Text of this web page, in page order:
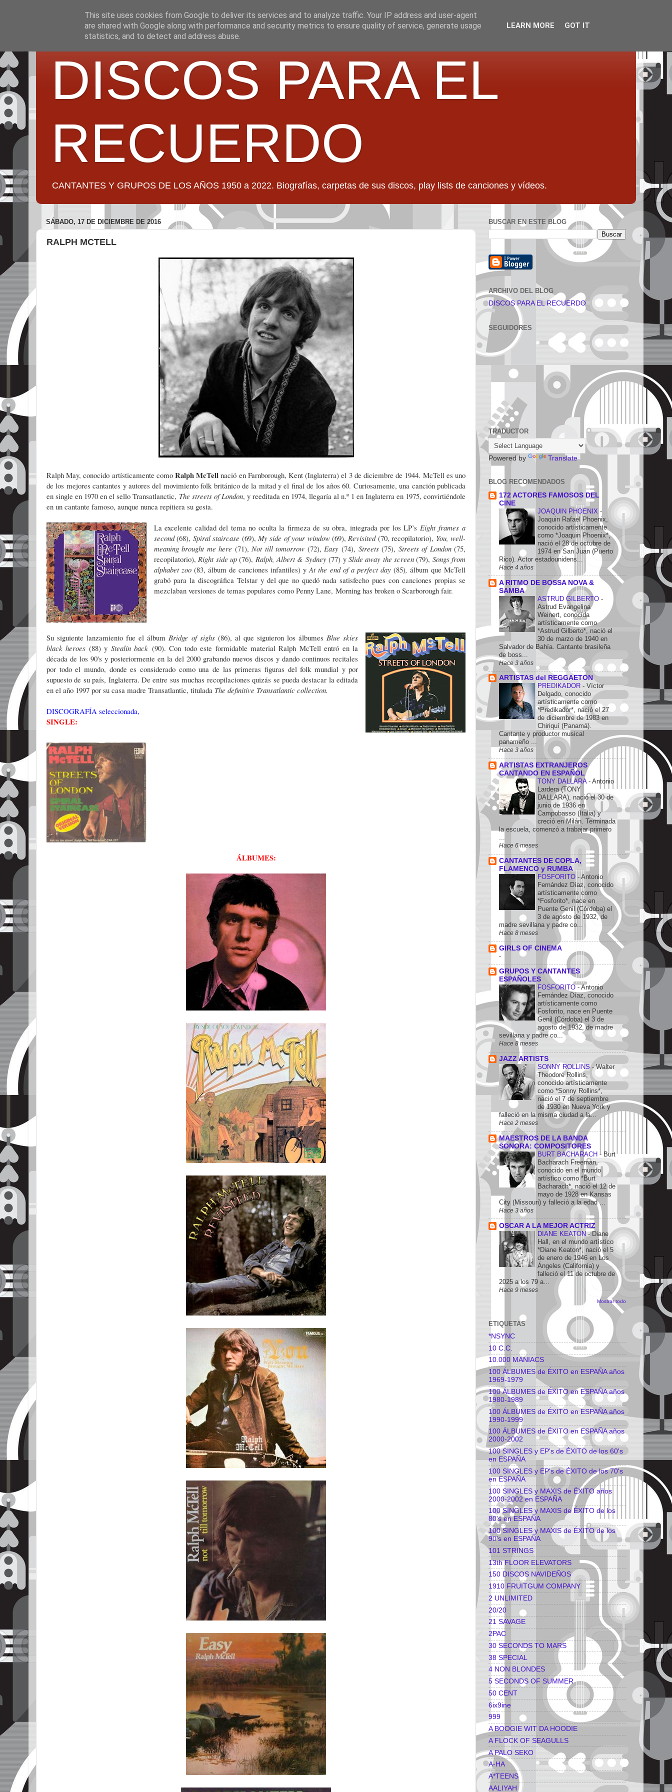
DISCOS PARA EL
RECUERDO
CANTANTES Y GRUPOS DE LOS AÑOS 1950 a 2022. Biografías, carpetas de sus discos, play lists de canciones y vídeos.
SÁBADO, 17 DE DICIEMBRE DE 2016
RALPH MCTELL
Ralph May, conocido artísticamente como Ralph McTellnació en Farnborough, Kent (Inglaterra) el 3 de diciembre de 1944. McTell es uno
de los mejores cantantes y autores del movimiento folk británico de la mitad y el final de los años 60. Curiosamente, una canción publicada
en single en 1970 en el sello Transatlanctic, The streets of London, y reeditada en 1974, llegaría al n.º 1 en Inglaterra en 1975, convirtiéndole
en un cantante famoso, aunque nunca repitiera su gesta.
La excelente calidad del tema no oculta la firmeza de su obra, integrada por los LP’s Eight frames a
second(68), Spiral staircase (69), My side of your window(69),Revisited(70, recopilatorio), You, well-
meaning brought me here (71),Not till tomorrow (72),Easy (74), Streets(75), Streets of London(75,
recopilatorio),Right side up(76), Ralph, Albert & Sydney(77) y Slide away the screen(79), Songs from
alphabet zoo (83, álbum de canciones infantiles) yAt the end of a perfect day (85), álbum que McTell
grabó para la discográfica Telstar y del que no quedó nada satisfecho pues con canciones propias se
mezclaban versiones de temas populares como Penny Lane, Morning has broken o Scarborough fair.
Su siguiente lanzamiento fue el álbum Bridge of sighs (86), al que siguieron los álbumes Blue skies
black heroes (88) y Stealin back (90). Con todo este formidable material Ralph McTell entró en la
década de los 90's y posteriormente en la del 2000 grabando nuevos discos y dando continuos recitales
por todo el mundo, donde es considerado como una de las primeras figuras del folk mundial y por
supuesto de su país, Inglaterra. De entre sus muchas recopilaciones quizás se pueda destacar la editada
en el año 1997 por su casa madre Transatlantic, titulada The definitive Transatlantic collection.
DISCOGRAFÍA seleccionada,
SINGLE:
ÁLBUMES:
BUSCAR EN ESTE BLOG
ARCHIVO DEL BLOG
DISCOS PARA EL RECUERDO
SEGUIDORES
TRADUCTOR
Powered by Translate
BLOG RECOMENDADOS
172 ACTORES FAMOSOS DEL
CINE
JOAQUIN PHOENIX -
Joaquin Rafael Phoenix,
conocido artísticamente
como *Joaquin Phoenix*,
nació el 28 de octubre de
1974 en San Juan (Puerto
Rico). Actor estadounidens...
Hace 4 años
A RITMO DE BOSSA NOVA &
SAMBA
ASTRUD GILBERTO -
Astrud Evangelina
Weinert, conocida
artísticamente como
*Astrud Gilberto*, nació el
30 de marzo de 1940 en
Salvador de Bahía. Cantante brasileña
de boss...
Hace 3 años
ARTISTAS del REGGAETON
PREDIKADOR - Víctor
Delgado, conocido
artísticamente como
*Predikador*, nació el 27
de diciembre de 1983 en
Chiriquí (Panamá).
Cantante y productor musical
panameño ...
Hace 3 años
ARTISTAS EXTRANJEROS
CANTANDO EN ESPAÑOL
TONY DALLARA - Antonio
Lardera (TONY
DALLARA), nació el 30 de
junio de 1936 en
Campobasso (Italia) y
creció en Milán. Terminada
la escuela, comenzó a trabajar primero
...
Hace 6 meses
CANTANTES DE COPLA,
FLAMENCO y RUMBA
FOSFORITO - Antonio
Fernández Díaz, conocido
artísticamente como
*Fosforito*, nace en
Puente Genil (Córdoba) el
3 de agosto de 1932, de
madre sevillana y padre co...
Hace 8 meses
GIRLS OF CINEMA
-
GRUPOS Y CANTANTES
ESPAÑOLES
FOSFORITO-Antonio
Fernández Díaz, conocido
artísticamente como
Fosforito, nace en Puente
Genil (Córdoba) el 3 de
agosto de 1932, de madre
sevillana y padre co...
Hace 8 meses
JAZZ ARTISTS
SONNY ROLLINS-Walter
Theodore Rollins,
conocido artísticamente
como *Sonny Rollins*,
nació el 7 de septiembre
de 1930 en Nueva York y
falleció en la misma ciudad a la...
Hace 2 meses
MAESTROS DE LA BANDA
SONORA: COMPOSITORES
BURT BACHARACH - Burt
Bacharach Freeman,
conocido en el mundo
artístico como *Burt
Bacharach*, nació el 12 de
mayo de 1928 en Kansas
City (Missouri) y falleció a la edad ...
Hace 3 años
OSCAR A LA MEJOR ACTRIZ
DIANE KEATON-Diane
Hall, en el mundo artístico
*Diane Keaton*, nació el 5
de enero de 1946 en Los
Ángeles (California) y
falleció el 11 de octubre de
2025 a los 79 a...
Hace 9 meses
Mostrar todo
ETIQUETAS
*NSYNC
10 C.C.
10.000 MANIACS
100 ÁLBUMES de ÉXITO en ESPAÑA años
1969-1979
100 ÁLBUMES de ÉXITO en ESPAÑA años
1980-1989
100 ÁLBUMES de ÉXITO en ESPAÑA años
1990-1999
100 ÁLBUMES de ÉXITO en ESPAÑA años
2000-2002
100 SINGLES y EP's de ÉXITO de los 60's
en ESPAÑA
100 SINGLES y EP's de ÉXITO de los 70's
en ESPAÑA
100 SINGLES y MAXIS de ÉXITO años
2000-2002 en ESPAÑA
100 SINGLES y MAXIS de ÉXITO de los
80's en ESPAÑA
100 SINGLES y MAXIS de ÉXITO de los
90's en ESPAÑA
101 STRINGS
13th FLOOR ELEVATORS
150 DISCOS NAVIDEÑOS
1910 FRUITGUM COMPANY
2 UNLIMITED
20/20
21 SAVAGE
2PAC
30 SECONDS TO MARS
38 SPECIAL
4 NON BLONDES
5 SECONDS OF SUMMER
50 CENT
6ix9ine
999
A BOOGIE WIT DA HOODIE
A FLOCK OF SEAGULLS
A PALO SEKO
A-HA
A*TEENS
AALIYAH
This site uses cookies from Google to deliver its services and to analyze traffic. Your IP address and user-agent
are shared with Google along with performance and security metrics to ensure quality of service, generate usage
statistics, and to detect and address abuse.
LEARN MORE GOT IT